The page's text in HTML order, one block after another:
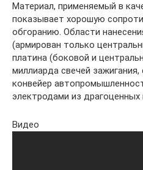
Материал, применяемый в
показывает хорошую
обгоранию. Области
(армирован только
платина (боковой и
миллиарда свечей
конвейер
электродами из драгоценных
Видео